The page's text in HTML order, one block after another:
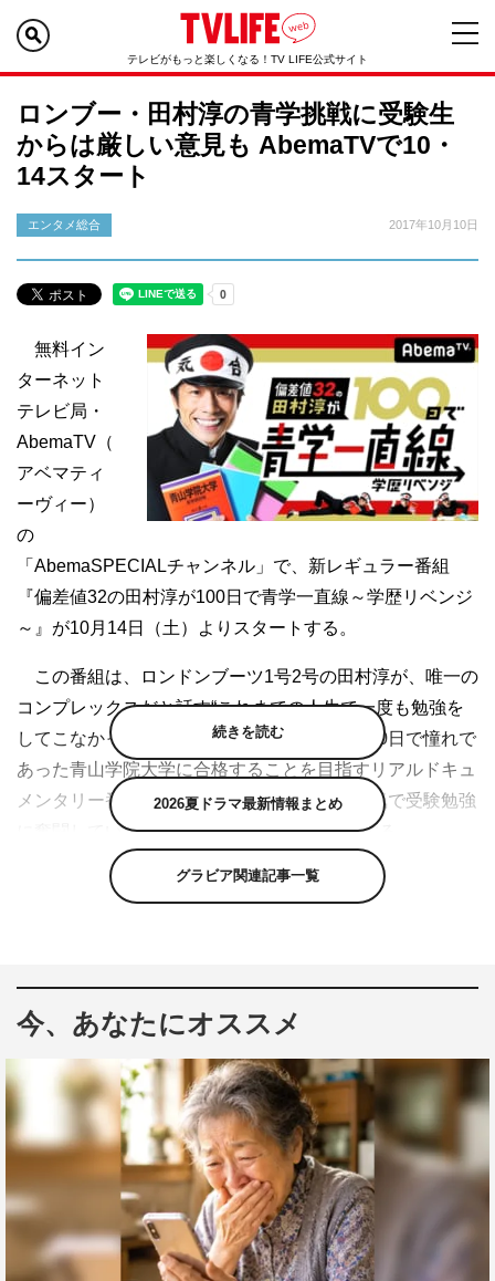
テレビがもっと楽しくなる！TV LIFE公式サイト
ロンブー・田村淳の青学挑戦に受験生
からは厳しい意見も AbemaTVで10・
14スタート
エンタメ総合 2017年10月10日
無料イン
ターネット
テレビ局・
AbemaTV（
アベマティ
ーヴィー）
の
「AbemaSPECIALチャンネル」で、新レギュラー番組
『偏差値32の田村淳が100日で青学一直線～学歴リベンジ
～』が10月14日（土）よりスタートする。
この番組は、ロンドンブーツ1号2号の田村淳が、唯一の
コンプレックスだと話す“これまでの人生で一度も勉強を
してこなかったこと”を克服すべく、たった100日で憧れで
あった青山学院大学に合格することを目指すリアルドキュ
メンタリー番組。合格するために禁酒し、本気で受験勉強
に奮闘していく田村にAbemaTVが完全密着する。
田村は、9月23日に生放送した『田村淳（ロンドンブー
も多数寄せられた。
そこで、同じ立場の受験生は、田村の挑戦に対してどの
ような気持ちを抱いているのかを探るべく、学習塾・東進
ゼミナールの学生32人を対象にアンケートを実施（2017
年9月 東進ゼミナール受講生32名対象）。「田村淳は合
格できると思いますか？」という質問に対して、50％の学
生が「合格できない」と回答。その理由としては、「現実
的に厳しいから」（19歳・男性）、「時間が足りないか
続きを読む
2026夏ドラマ最新情報まとめ
グラビア関連記事一覧
今、あなたにオススメ